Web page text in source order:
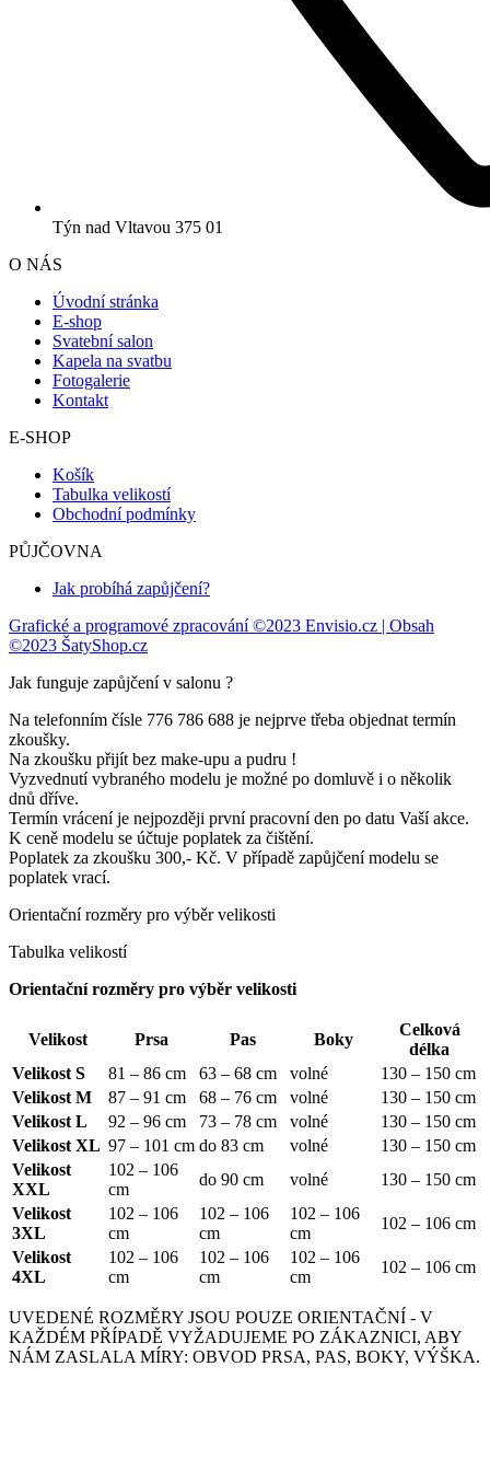
Týn nad Vltavou 375 01
O NÁS
Úvodní stránka
E-shop
Svatební salon
Kapela na svatbu
Fotogalerie
Kontakt
E-SHOP
Košík
Tabulka velikostí
Obchodní podmínky
PŮJČOVNA
Jak probíhá zapůjčení?
Grafické a programové zpracování ©2023 Envisio.cz | Obsah
©2023 ŠatyShop.cz
Jak funguje zapůjčení v salonu ?
Na telefonním čísle 776 786 688 je nejprve třeba objednat termín
zkoušky.
Na zkoušku přijít bez make-upu a pudru !
Vyzvednutí vybraného modelu je možné po domluvě i o několik
dnů dříve.
Termín vrácení je nejpozději první pracovní den po datu Vaší akce.
K ceně modelu se účtuje poplatek za čištění.
Poplatek za zkoušku 300,- Kč. V případě zapůjčení modelu se
poplatek vrací.
Orientační rozměry pro výběr velikosti
Tabulka velikostí
Orientační rozměry pro výběr velikosti
Velikost Prsa Pas Boky
Celková
délka
Velikost S
81 – 86 cm 63 – 68 cm volné
130 – 150 cm
Velikost M
87 – 91 cm 68 – 76 cm volné
130 – 150 cm
Velikost L
92 – 96 cm 73 – 78 cm volné
130 – 150 cm
Velikost XL 97 – 101 cm do 83 cm volné
130 – 150 cm
Velikost
XXL
102 – 106
cm
do 90 cm volné
130 – 150 cm
Velikost
3XL
102 – 106
cm
102 – 106
cm
102 – 106
cm
102 – 106 cm
Velikost
4XL
102 – 106
cm
102 – 106
cm
102 – 106
cm
102 – 106 cm
UVEDENÉ ROZMĚRY JSOU POUZE ORIENTAČNÍ - V
KAŽDÉM PŘÍPADĚ VYŽADUJEME PO ZÁKAZNICI, ABY
NÁM ZASLALA MÍRY: OBVOD PRSA, PAS, BOKY, VÝŠKA.